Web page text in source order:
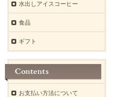
水出しアイスコーヒー
食品
ギフト
お支払い方法について